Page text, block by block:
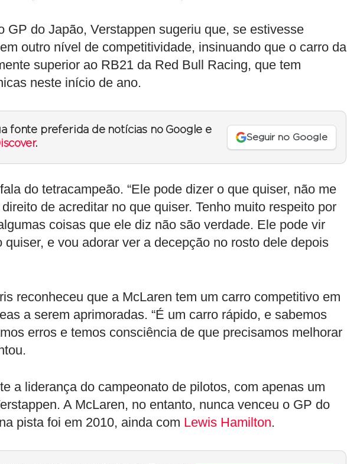
GP do Japão, Verstappen sugeriu que, se estivesse
outro nível de competitividade, insinuando que o carro da
superior ao RB21 da Red Bull Racing, que tem
neste início de ano.
fonte preferida de notícias no Google e
.
Seguir no Google
do tetracampeão. “Ele pode dizer o que quiser, não me
de acreditar no que quiser. Tenho muito respeito por
coisas que ele diz não são verdade. Ele pode vir
e vou adorar ver a decepção no rosto dele depois
reconheceu que a McLaren tem um carro competitivo em
a serem aprimoradas. “É um carro rápido, e sabemos
erros e temos consciência de que precisamos melhorar
a liderança do campeonato de pilotos, com apenas um
A McLaren, no entanto, nunca venceu o GP do
pista foi em 2010, ainda com Lewis Hamilton.